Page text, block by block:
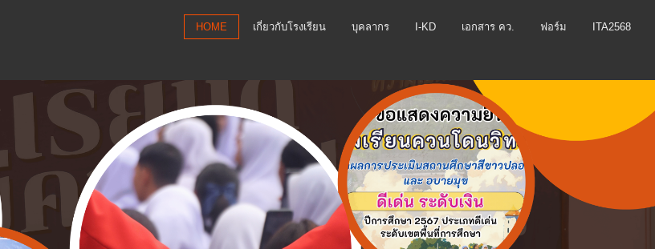
HOME เกี่ยวกับโรงเรียน บุคลากร I-KD เอกสาร คว. ฟอร์ม ITA2568